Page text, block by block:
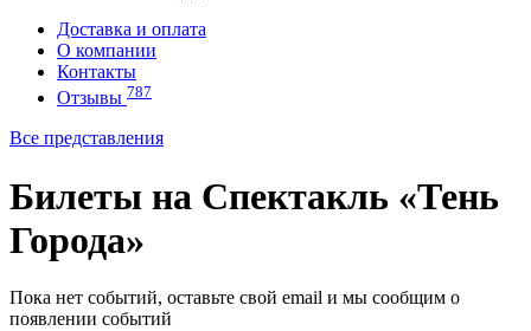
Доставка и оплата
О компании
Контакты
Отзывы 787
Все представления
Билеты на Спектакль «Тень
Города»
Пока нет событий, оставьте свой email и мы сообщим о
появлении событий